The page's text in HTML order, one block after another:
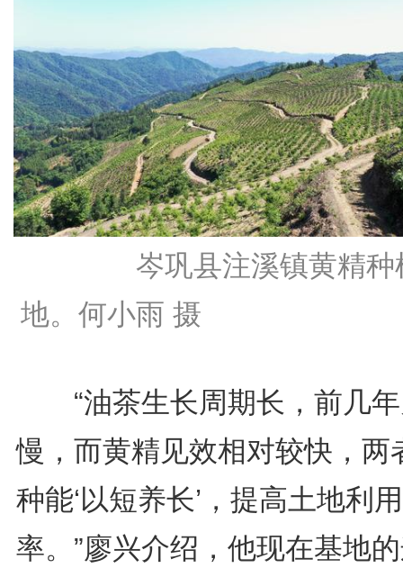
岑巩县注溪镇黄精种
地。何小雨 摄
“油茶生长周期长，前几年
慢，而黄精见效相对较快，两
种能‘以短养长’，提高土地利用
率。”廖兴介绍，他现在基地